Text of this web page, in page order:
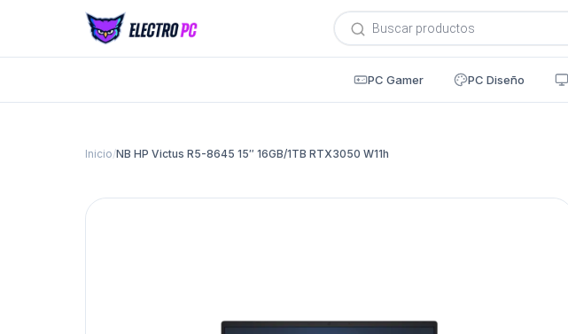
Búsqueda
de
productos
PC Gamer PC Diseño
Inicio/NB HP Victus R5-8645 15″ 16GB/1TB RTX3050 W11h